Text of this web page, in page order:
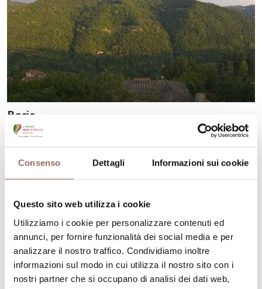
Consenso Dettagli Informazioni sui cookie
Questo sito web utilizza i cookie
Utilizziamo i cookie per personalizzare contenuti ed
annunci, per fornire funzionalità dei social media e per
analizzare il nostro traffico. Condividiamo inoltre
informazioni sul modo in cui utilizza il nostro sito con i
nostri partner che si occupano di analisi dei dati web,
Bosia